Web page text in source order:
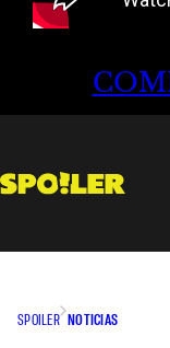
SPOILER NOTICIAS